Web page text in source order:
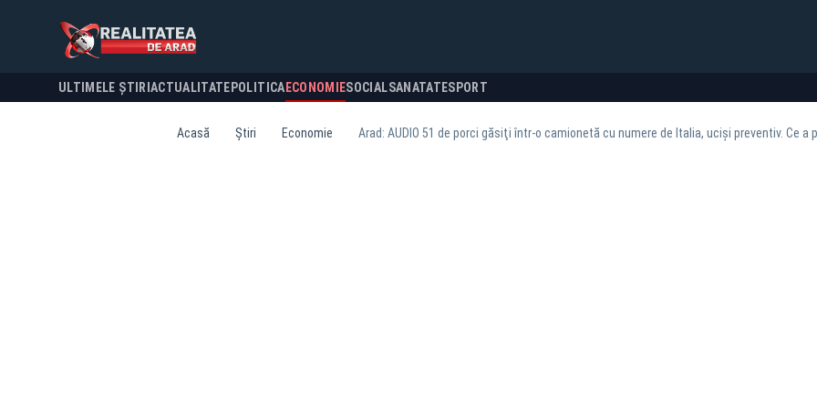
ULTIMELE ȘTIRI ACTUALITATE POLITICA ECONOMIESOCIALSANATATESPORT
Acasă Știri Economie Arad: AUDIO 51 de porci găsiţi într-o camionetă cu numere de Italia, ucişi preventiv. Ce a